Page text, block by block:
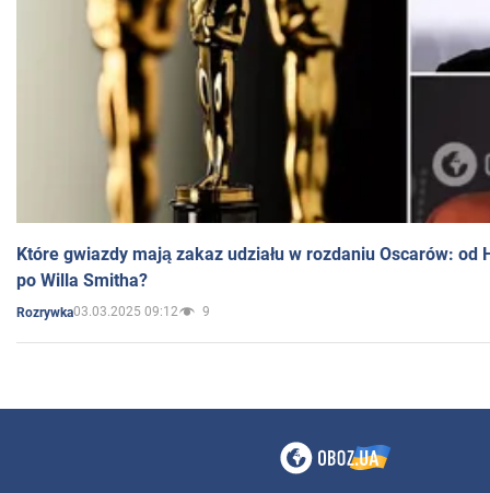
Które gwiazdy mają zakaz udziału w rozdaniu Oscarów: od
po Willa Smitha?
Rozrywka03.03.2025 09:12 9